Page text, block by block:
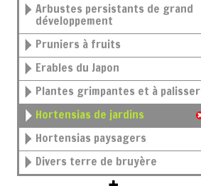
Arbustes persistants de grand
développement
Pruniers à fruits
Erables du Japon
Plantes grimpantes et à palisser
Hortensias de jardins
Hortensias paysagers
Divers terre de bruyère